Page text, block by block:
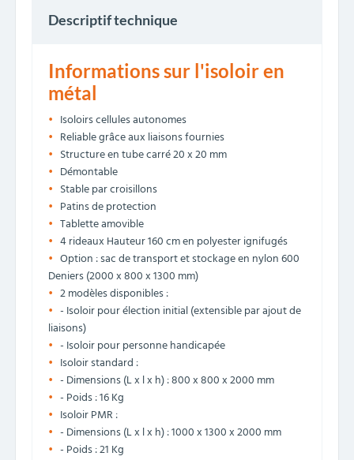
Descriptif technique
Informations sur l'isoloir en
métal
Isoloirs cellules autonomes
Reliable grâce aux liaisons fournies
Structure en tube carré 20 x 20 mm
Démontable
Stable par croisillons
Patins de protection
Tablette amovible
4 rideaux Hauteur 160 cm en polyester ignifugés
Option : sac de transport et stockage en nylon 600
Deniers (2000 x 800 x 1300 mm)
2 modèles disponibles :
- Isoloir pour élection initial (extensible par ajout de
liaisons)
- Isoloir pour personne handicapée
Isoloir standard :
- Dimensions (L x l x h) : 800 x 800 x 2000 mm
- Poids : 16 Kg
Isoloir PMR :
- Dimensions (L x l x h) : 1000 x 1300 x 2000 mm
- Poids : 21 Kg